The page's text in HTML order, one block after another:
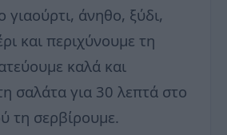
γιαούρτι, άνηθο, ξύδι,
και περιχύνουμε τη
καλά και
σαλάτα για 30 λεπτά στο
τη σερβίρουμε.